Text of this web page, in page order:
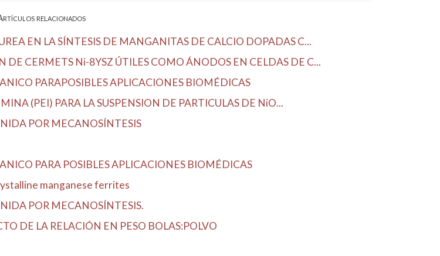
relacionados
EN LA SÍNTESIS DE MANGANITAS DE CALCIO DOPADAS C...
CERMETS Ni-8YSZ ÚTILES COMO ÁNODOS EN CELDAS DE C...
PARAPOSIBLES APLICACIONES BIOMÉDICAS
(PEI) PARA LA SUSPENSION DE PARTICULAS DE NiO...
POR MECANOSÍNTESIS
PARA POSIBLES APLICACIONES BIOMÉDICAS
manganese ferrites
POR MECANOSÍNTESIS.
DE LA RELACIÓN EN PESO BOLAS:POLVO